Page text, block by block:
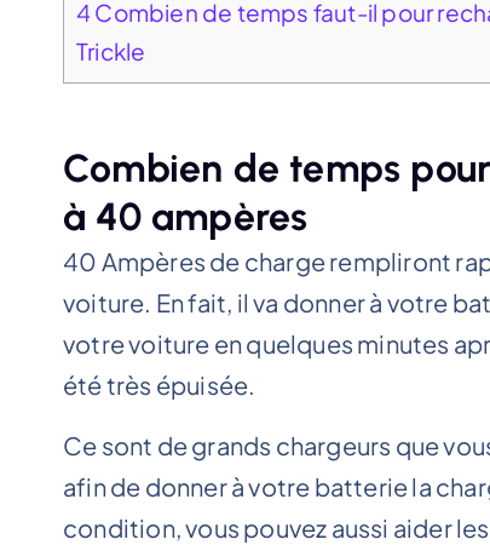
4 Combien de temps faut-il pour
Trickle
Combien de temps
à 40 ampères
40 Ampères de charge rempliront
voiture. En fait, il va donner à votre
votre voiture en quelques minutes
été très épuisée.
Ce sont de grands chargeurs que
afin de donner à votre batterie la
condition, vous pouvez aussi aider